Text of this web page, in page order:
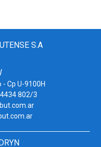
S.A
Cp U-9100H
802/3